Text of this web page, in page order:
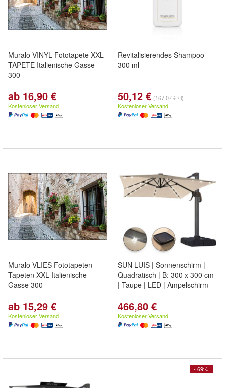
Muralo VINYL Fototapete XXL
TAPETE Italienische Gasse
300
ab 16,90 €
Kostenloser Versand
Revitalisierendes Shampoo
300 ml
50,12 € (167,07 € / l)
Kostenloser Versand
Muralo VLIES Fototapeten
Tapeten XXL Italienische
Gasse 300
ab 15,29 €
Kostenloser Versand
SUN LUIS | Sonnenschirm |
Quadratisch | B: 300 x 300 cm
| Taupe | LED | Ampelschirm
466,80 €
Kostenloser Versand
- 69%